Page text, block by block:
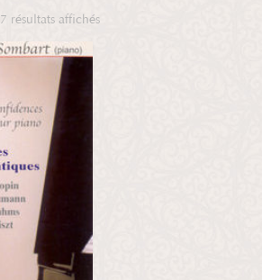
7 résultats affichés